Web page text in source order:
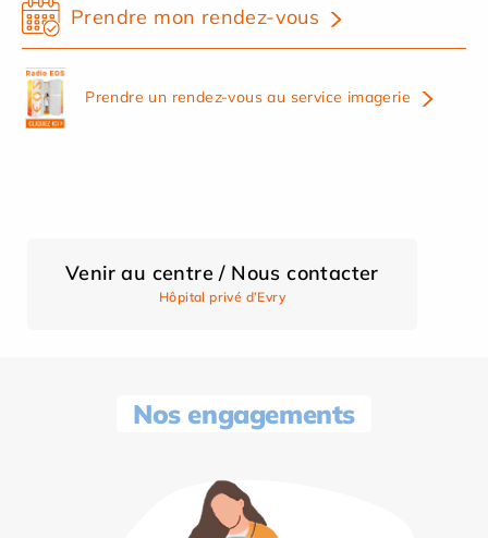
Prendre mon rendez-vous
Prendre un rendez-vous au service imagerie
Venir au centre / Nous contacter
Hôpital privé d’Evry
Nos engagements